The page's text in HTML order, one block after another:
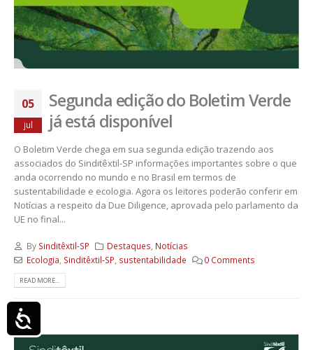
05
jul
Segunda edição do Boletim Verde
já está disponível
O Boletim Verde chega em sua segunda edição trazendo aos
associados do Sinditêxtil-SP informações importantes sobre o que
anda ocorrendo no mundo e no Brasil em termos de
sustentabilidade e ecologia. Agora os leitores poderão conferir em
Notícias a respeito da Due Diligence, aprovada pelo parlamento da
UE no final...
By Sinditêxtil-SP Destaques, Notícias
Ecologia, Sinditêxtil-SP, sustentabilidade 0 Comments
READ MORE...